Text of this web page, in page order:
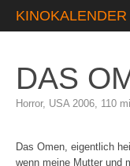
KINOKALENDER
DAS
Horror, USA 2006, 110
Das Omen, eigentlich
wenn meine Mutter und